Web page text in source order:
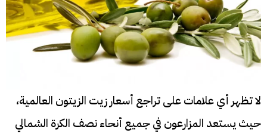
لا تظهر أي علامات على تراجع أسعار زيت الزيتون العالمية،
حيث يستعد المزارعون في جميع أنحاء نصف الكرة الشمالي